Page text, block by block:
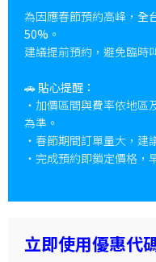
為因應春節預約高峰， 全
50% 。
建議提前預約，避免臨時
🚗 貼心提醒：
・加價區間與費率依地
為準。
・春節期間訂單量大，建
・完成預約即鎖定價格，
立即使用優惠代